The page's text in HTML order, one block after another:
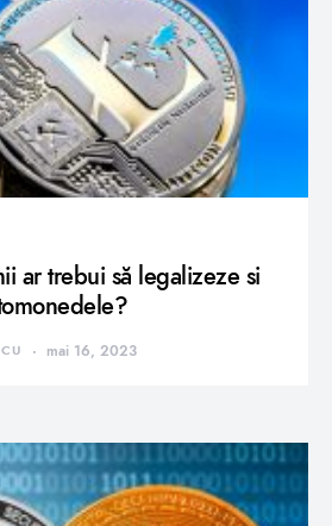
ar trebui să legalizeze si
mai 16, 2023